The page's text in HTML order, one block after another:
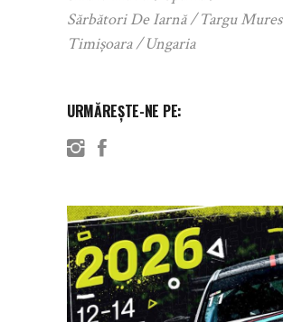
Sărbători De Iarnă
Targu Mures
Timișoara
Ungaria
URMĂREȘTE-NE PE: